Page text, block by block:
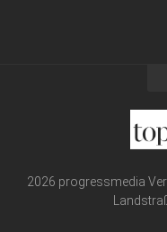
2026 progressmedia